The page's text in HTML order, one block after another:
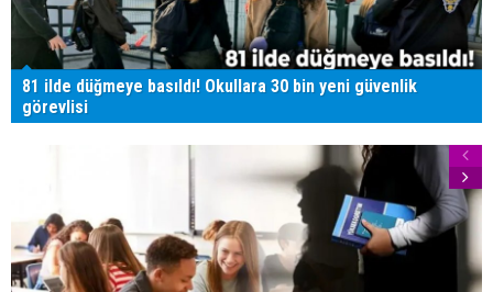
81 ilde düğmeye basıldı! Okullara 30 bin yeni güvenlik
görevlisi